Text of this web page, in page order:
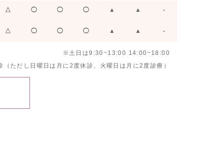
△ ◯ ◯ ◯ ▲ ▲ -
△ ◯ ◯ ◯ ▲ ▲ -
※土日は9:30~13:00 14:00~18:00
ただし日曜日は月に2度休診、火曜日は月に2度診療）